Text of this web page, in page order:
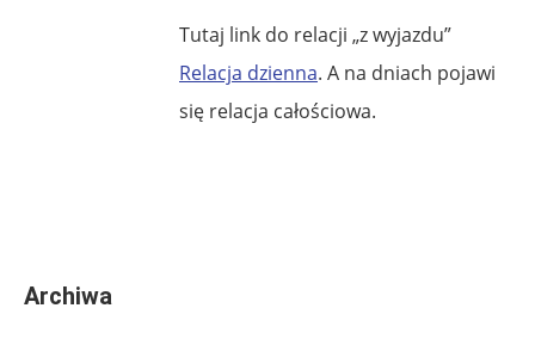
Tutaj link do relacji „z wyjazdu”
Relacja dzienna. A na dniach pojawi
się relacja całościowa.
Archiwa